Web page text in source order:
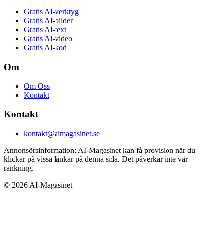
Gratis AI-verktyg
Gratis AI-bilder
Gratis AI-text
Gratis AI-video
Gratis AI-kod
Om
Om Oss
Kontakt
Kontakt
kontakt@aimagasinet.se
Annonsörsinformation: AI-Magasinet kan få provision när du
klickar på vissa länkar på denna sida. Det påverkar inte vår
rankning.
© 2026 AI-Magasinet